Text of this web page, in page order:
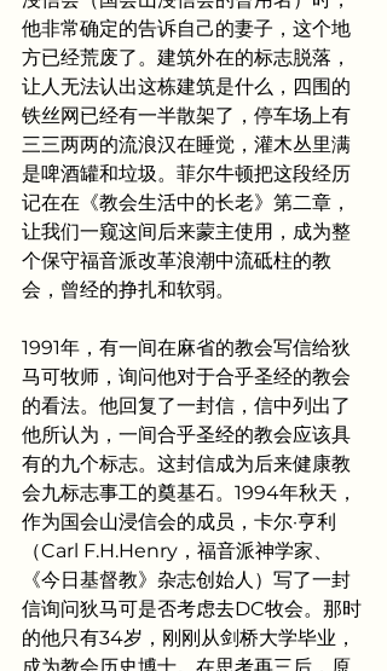
他非常确定的告诉自己的妻子，这个地
方已经荒废了。建筑外在的标志脱落，
让人无法认出这栋建筑是什么，四围的
铁丝网已经有一半散架了，停车场上有
三三两两的流浪汉在睡觉，灌木丛里满
是啤酒罐和垃圾。菲尔牛顿把这段经历
记在在《教会生活中的长老》第二章，
让我们一窥这间后来蒙主使用，成为整
个保守福音派改革浪潮中流砥柱的教
会，曾经的挣扎和软弱。
1991年，有一间在麻省的教会写信给狄
马可牧师，询问他对于合乎圣经的教会
的看法。他回复了一封信，信中列出了
他所认为，一间合乎圣经的教会应该具
有的九个标志。这封信成为后来健康教
会九标志事工的奠基石。1994年秋天，
作为国会山浸信会的成员，卡尔·亨利
（Carl F.H.Henry，福音派神学家、
《今日基督教》杂志创始人）写了一封
信询问狄马可是否考虑去DC牧会。那时
的他只有34岁，刚刚从剑桥大学毕业，